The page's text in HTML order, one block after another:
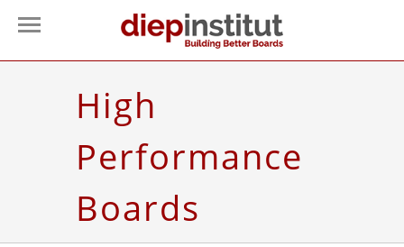
High
Performance
Boards